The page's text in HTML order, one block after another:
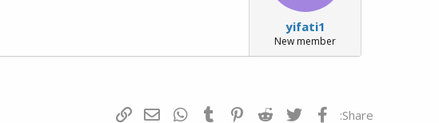
א
ר
י
ך
yifati1
New member
Share: פייסבוק Twitter
Reddit
Pinterest
Tumblr
WhatsAppדואר אלקטרוני